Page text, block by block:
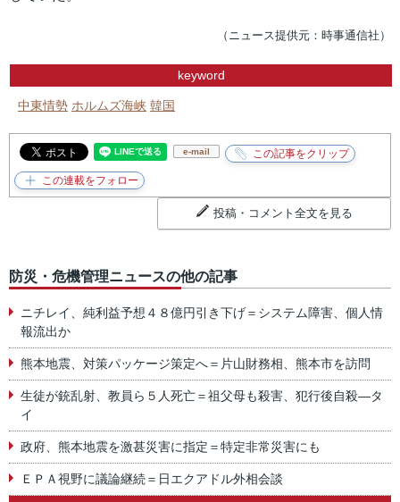
（ニュース提供元：時事通信社）
keyword
中東情勢 ホルムズ海峡 韓国
e-mail
投稿・コメント全文を見る
防災・危機管理ニュースの他の記事
ニチレイ、純利益予想４８億円引き下げ＝システム障害、個人情
報流出か
熊本地震、対策パッケージ策定へ＝片山財務相、熊本市を訪問
生徒が銃乱射、教員ら５人死亡＝祖父母も殺害、犯行後自殺―タ
イ
政府、熊本地震を激甚災害に指定＝特定非常災害にも
ＥＰＡ視野に議論継続＝日エクアドル外相会談